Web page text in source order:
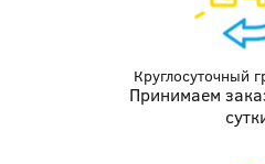
Круглосуточный
Принимаем